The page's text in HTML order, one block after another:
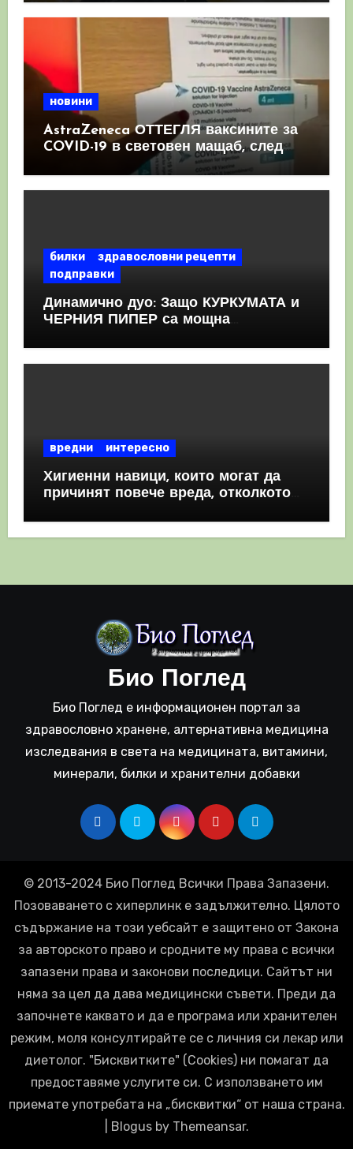
новини
AstraZeneca ОТТЕГЛЯ ваксините за
COVID-19 в световен мащаб, след
като призна, че те причиняват
билки
здравословни рецепти
подправки
Динамично дуо: Защо КУРКУМАТА и
ЧЕРНИЯ ПИПЕР са мощна
вредни интересно
Хигиенни навици, които могат да
причинят повече вреда, отколкото
Био Поглед
Био Поглед е информационен портал за
здравословно хранене, алтернативна медицина
изследвания в света на медицината, витамини,
минерали, билки и хранителни добавки
© 2013-2024 Био Поглед Всички Права Запазени.
Позоваването с хиперлинк е задължително. Цялото
съдържание на този уебсайт е защитено от Закона
за авторското право и сродните му права с всички
запазени права и законови последици. Сайтът ни
няма за цел да дава медицински съвети. Преди да
започнете каквато и да е програма или хранителен
режим, моля консултирайте се с личния си лекар или
диетолог. "Бисквитките" (Cookies) ни помагат да
предоставяме услугите си. С използването им
приемате употребата на „бисквитки“ от наша страна.
Blogusby Themeansar.